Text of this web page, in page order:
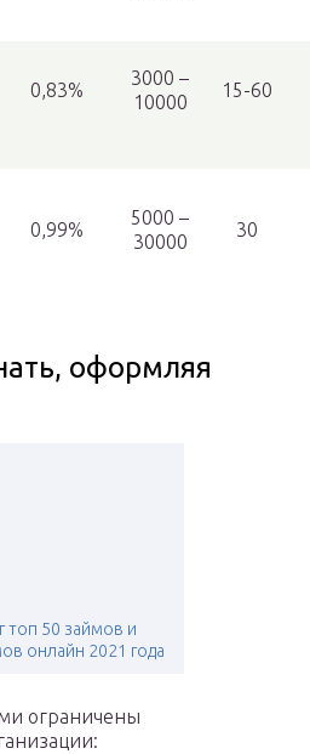
0,83%
3000 –
10000
15-60
0,99%
5000 –
30000
30
оформляя
топ 50 займов и
онлайн 2021 года
ограничены